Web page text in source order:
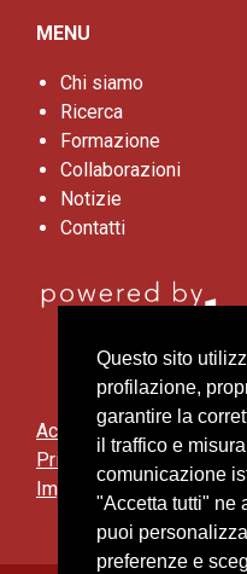
Questo sito
profilazione,
garantire la
il traffico e
comunicazione
"Accetta tutti" ne
puoi
preferenze e
MENU
Chi siamo
Ricerca
Formazione
Collaborazioni
Notizie
Contatti
Accessibilità
Privacy e cookies
Impostazioni cookie